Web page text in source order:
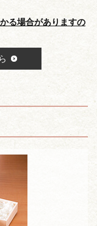
る場合がありますの